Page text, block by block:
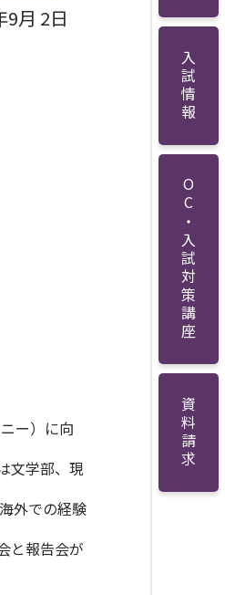
入試情報
OC・入試対策講座
資料請求
9月 2日
ー）に向
文学部、現
外での経験
と報告会が